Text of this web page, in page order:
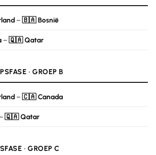
–🇧🇦 Bosnië
–🇶🇦 Qatar
· GROEP B
–🇨🇦 Canada
🇶🇦 Qatar
· GROEP C